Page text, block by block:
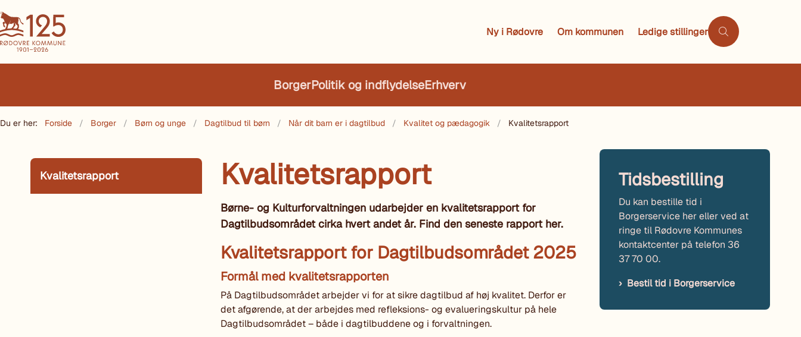
Ny i Rødovre Om kommunen Ledige stillinger
BorgerPolitik og indflydelseErhverv
Du er her: Forside Borger Børn og unge Dagtilbud til børn Når dit barn er i dagtilbud Kvalitet og pædagogik Kvalitetsrapport
Kvalitetsrapport Kvalitetsrapport
Børne- og Kulturforvaltningen udarbejder en kvalitetsrapport for
Dagtilbudsområdet cirka hvert andet år. Find den seneste rapport her.
Kvalitetsrapport for Dagtilbudsområdet 2025
Formål med kvalitetsrapporten
På Dagtilbudsområdet arbejder vi for at sikre dagtilbud af høj kvalitet. Derfor er
det afgørende, at der arbejdes med refleksions- og evalueringskultur på hele
Dagtilbudsområdet – både i dagtilbuddene og i forvaltningen.
Tidsbestilling
Du kan bestille tid i
Borgerservice her eller ved at
ringe til Rødovre Kommunes
kontaktcenter på telefon 36
37 70 00.
Bestil tid i Borgerservice